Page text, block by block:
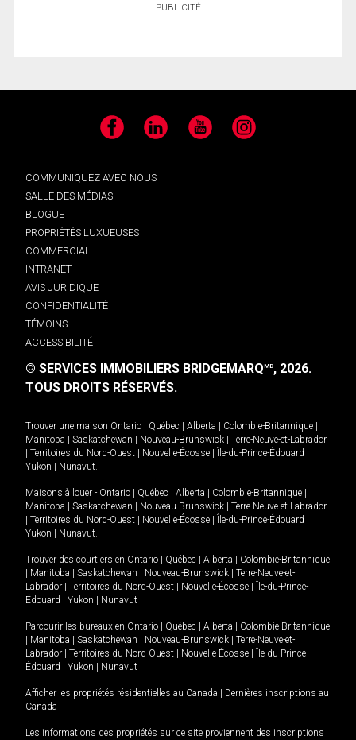
PUBLICITÉ
Facebook LinkedIn YouTube Instagram
COMMUNIQUEZ AVEC NOUS
SALLE DES MÉDIAS
BLOGUE
PROPRIÉTÉS LUXUEUSES
COMMERCIAL
INTRANET
AVIS JURIDIQUE
CONFIDENTIALITÉ
TÉMOINS
ACCESSIBILITÉ
© SERVICES IMMOBILIERS BRIDGEMARQMD, 2026.
TOUS DROITS RÉSERVÉS.
Trouver une maison Ontario Québec Alberta Colombie-Britannique
Manitoba
Saskatchewan Nouveau-Brunswick
Terre-Neuve-et-Labrador
Territoires du Nord-Ouest Nouvelle-Écosse Île-du-Prince-Édouard
Yukon
Nunavut.
Maisons à louer - Ontario Québec Alberta Colombie-Britannique
Manitoba
Saskatchewan Nouveau-Brunswick
Terre-Neuve-et-Labrador
Territoires du Nord-Ouest Nouvelle-Écosse Île-du-Prince-Édouard
Yukon
Nunavut.
Trouver des courtiers en Ontario Québec Alberta
Colombie-Britannique
Manitoba Saskatchewan Nouveau-Brunswick
Terre-Neuve-et-
Labrador
Territoires du Nord-Ouest Nouvelle-Écosse
Île-du-Prince-
Édouard
Yukon Nunavut
Parcourir les bureaux en Ontario Québec Alberta
Colombie-Britannique
Manitoba Saskatchewan Nouveau-Brunswick
Terre-Neuve-et-
Labrador
Territoires du Nord-Ouest Nouvelle-Écosse
Île-du-Prince-
Édouard
Yukon Nunavut
Afficher les propriétés résidentielles au Canada
Dernières inscriptions au
Canada
Les informations des propriétés sur ce site proviennent des inscriptions